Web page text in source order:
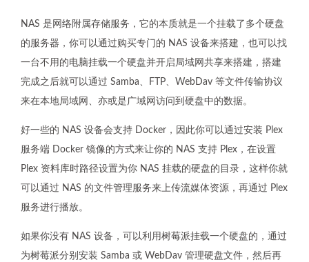
NAS 是网络附属存储服务，它的本质就是一个挂载了多个硬盘
的服务器，你可以通过购买专门的 NAS 设备来搭建，也可以找
一台不用的电脑挂载一个硬盘并开启局域网共享来搭建，搭建
完成之后就可以通过 Samba、FTP、WebDav 等文件传输协议
来在本地局域网、亦或是广域网访问到硬盘中的数据。
好一些的 NAS 设备会支持 Docker，因此你可以通过安装 Plex
服务端 Docker 镜像的方式来让你的 NAS 支持 Plex，在设置
Plex 资料库时路径设置为你 NAS 挂载的硬盘的目录，这样你就
可以通过 NAS 的文件管理服务来上传流媒体资源，再通过 Plex
服务进行播放。
如果你没有 NAS 设备，可以利用树莓派挂载一个硬盘的，通过
为树莓派分别安装 Samba 或 WebDav 管理硬盘文件，然后再